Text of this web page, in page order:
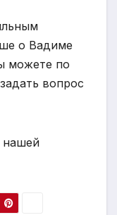
о Вадиме
можете по
вопрос
нашей